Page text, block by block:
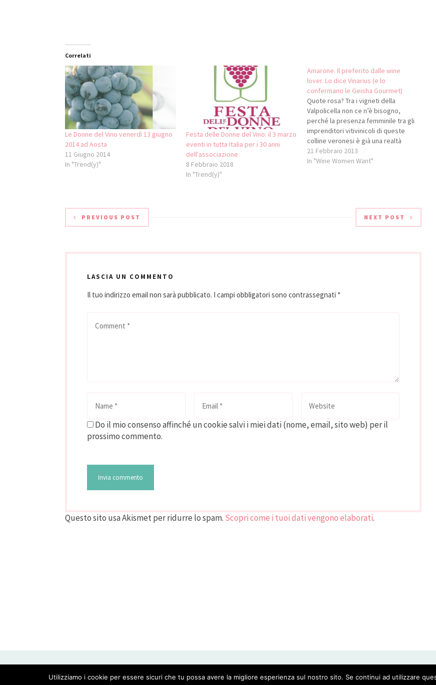
Correlati
Le Donne del Vino venerdì 13 giugno
2014 ad Aosta
11 Giugno 2014
In "Trend(y)"
Festa delle Donne del Vino: il 3 marzo
eventi in tutta Italia per i 30 anni
dell'associazione
8 Febbraio 2018
In "Trend(y)"
Amarone. Il preferito dalle wine
lover. Lo dice Vinarius (e lo
confermano le Geisha Gourmet)
Quote rosa? Tra i vigneti della
Valpolicella non ce n’è bisogno,
perché la presenza femminile tra gli
imprenditori vitivinicoli di queste
colline veronesi è già una realtà
significativa. Ma non solo. I vini della
Valpolicella sono rosa anche nei
21 Febbraio 2013
In "Wine Women Want"
PREVIOUS POST NEXT POST
LASCIA UN COMMENTO
Il tuo indirizzo email non sarà pubblicato. I campi obbligatori sono contrassegnati *
Do il mio consenso affinché un cookie salvi i miei dati (nome, email, sito web) per il
prossimo commento.
Questo sito usa Akismet per ridurre lo spam. Scopri come i tuoi dati vengono elaborati.
Utilizziamo i cookie per essere sicuri che tu possa avere la migliore esperienza sul nostro sito. Se continui ad utilizzare